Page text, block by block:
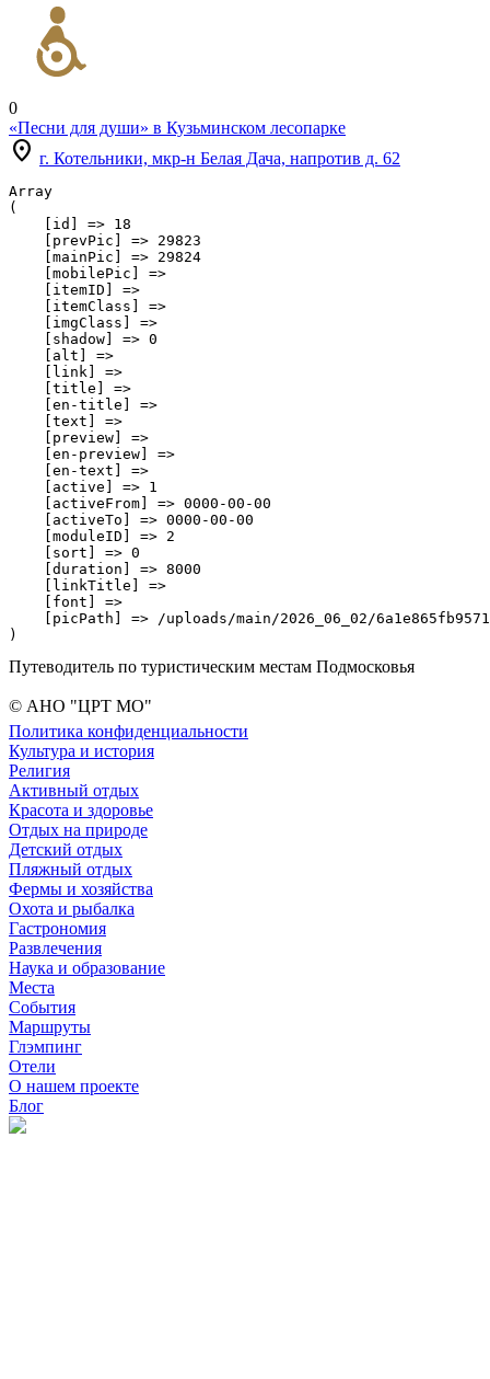
0
«Песни для души» в Кузьминском лесопарке
location_on г. Котельники, мкр-н Белая Дача, напротив д. 62
Array
(
    [id] => 18
    [prevPic] => 29823
    [mainPic] => 29824
    [mobilePic] =>
    [itemID] =>
    [itemClass] =>
    [imgClass] =>
    [shadow] => 0
    [alt] =>
    [link] =>
    [title] =>
    [en-title] =>
    [text] =>
    [preview] =>
    [en-preview] =>
    [en-text] =>
    [active] => 1
    [activeFrom] => 0000-00-00
    [activeTo] => 0000-00-00
    [moduleID] => 2
    [sort] => 0
    [duration] => 8000
    [linkTitle] =>
    [font] =>
[picPath] => /uploads/main/2026_06_02/
Путеводитель по туристическим местам Подмосковья
© АНО "ЦРТ МО"
Политика конфиденциальности
Культура и история
Религия
Активный отдых
Красота и здоровье
Отдых на природе
Детский отдых
Пляжный отдых
Фермы и хозяйства
Охота и рыбалка
Гастрономия
Развлечения
Наука и образование
Места
События
Маршруты
Глэмпинг
Отели
О нашем проекте
Блог